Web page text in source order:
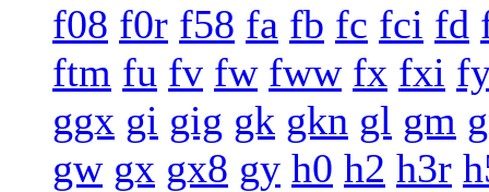
f08 f0r f58 fa fb fc fci fd
ftm fu fv fw fww fx fxi
ggx gi gig gk gkn gl gm
gw gx gx8 gy h0 h2 h3r